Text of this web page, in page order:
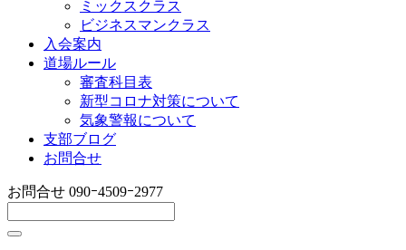
ミックスクラス
ビジネスマンクラス
入会案内
道場ルール
審査科目表
新型コロナ対策について
気象警報について
支部ブログ
お問合せ
お問合せ 090ｰ4509ｰ2977